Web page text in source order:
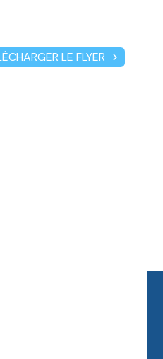
LE FLYER chevron_right